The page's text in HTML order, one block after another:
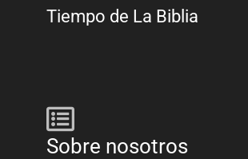
Tiempo de La Biblia
Sobre nosotros